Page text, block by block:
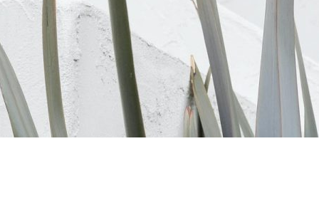
Sin productos en el carrito